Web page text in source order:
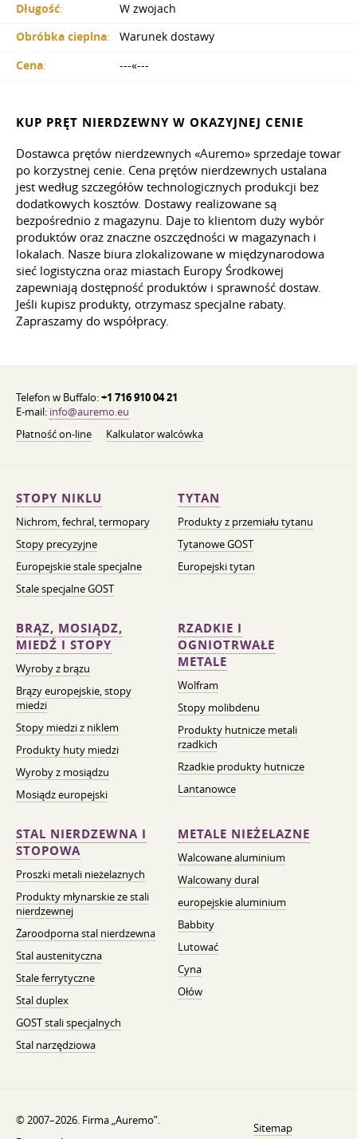
Długość:
W zwojach
Obróbka cieplna:
Warunek dostawy
Cena: ---«---
KUP PRĘT NIERDZEWNY W OKAZYJNEJ CENIE
Dostawca prętów nierdzewnych «Auremo» sprzedaje towar
po korzystnej cenie. Cena prętów nierdzewnych ustalana
jest według szczegółów technologicznych produkcji bez
dodatkowych kosztów. Dostawy realizowane są
bezpośrednio z magazynu. Daje to klientom duży wybór
produktów oraz znaczne oszczędności w magazynach i
lokalach. Nasze biura zlokalizowane w międzynarodowa
sieć logistyczna oraz miastach Europy Środkowej
zapewniają dostępność produktów i sprawność dostaw.
Jeśli kupisz produkty, otrzymasz specjalne rabaty.
Zapraszamy do współpracy.
Telefon w Buffalo:+1 716 910 04 21
E-mail: info@auremo.eu
Płatność on-line
Kalkulator walcówka
STOPY NIKLU
Nichrom, fechral, termopary
Stopy precyzyjne
Europejskie stale specjalne
Stale specjalne GOST
TYTAN
Produkty z przemiału tytanu
Tytanowe GOST
Europejski tytan
BRĄZ, MOSIĄDZ,
MIEDŹ I STOPY
Wyroby z brązu
Brązy europejskie, stopy
miedzi
Stopy miedzi z niklem
Produkty huty miedzi
Wyroby z mosiądzu
Mosiądz europejski
RZADKIE I
OGNIOTRWAŁE
METALE
Wolfram
Stopy molibdenu
Produkty hutnicze metali
rzadkich
Rzadkie produkty hutnicze
Lantanowce
STAL NIERDZEWNA I
STOPOWA
Proszki metali nieżelaznych
Produkty młynarskie ze stali
nierdzewnej
Żaroodporna stal nierdzewna
Stal austenityczna
Stale ferrytyczne
Stal duplex
GOST stali specjalnych
Stal narzędziowa
METALE NIEŻELAZNE
Walcowane aluminium
Walcowany dural
europejskie aluminium
Babbity
Lutować
Cyna
Ołów
© 2007–2026. Firma „Auremo”.
Sitemap